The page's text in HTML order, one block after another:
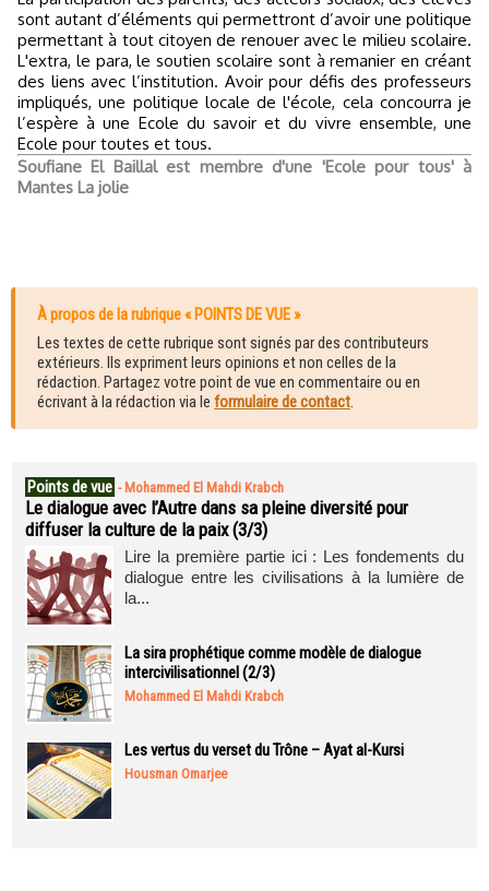
sont autant d’éléments qui permettront d’avoir une politique
permettant à tout citoyen de renouer avec le milieu scolaire.
L'extra, le para, le soutien scolaire sont à remanier en créant
des liens avec l’institution. Avoir pour défis des professeurs
impliqués, une politique locale de l'école, cela concourra je
l’espère à une Ecole du savoir et du vivre ensemble, une
Ecole pour toutes et tous.
Soufiane El Baillal est membre d'une 'Ecole pour tous' à
Mantes La jolie
À propos de la rubrique « POINTS DE VUE »
Les textes de cette rubrique sont signés par des contributeurs
extérieurs. Ils expriment leurs opinions et non celles de la
rédaction. Partagez votre point de vue en commentaire ou en
écrivant à la rédaction via le formulaire de contact.
Points de vue - Mohammed El Mahdi Krabch
Le dialogue avec l’Autre dans sa pleine diversité pour
diffuser la culture de la paix (3/3)
Lire la première partie ici : Les fondements du
dialogue entre les civilisations à la lumière de
la...
La sira prophétique comme modèle de dialogue
intercivilisationnel (2/3)
Mohammed El Mahdi Krabch
Les vertus du verset du Trône – Ayat al-Kursi
Housman Omarjee